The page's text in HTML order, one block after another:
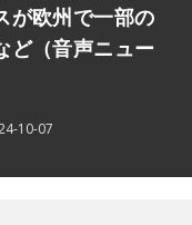
が欧州で一部の
ど（音声ニュー
10-07